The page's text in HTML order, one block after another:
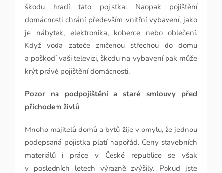
škodu hradí tato pojistka. Naopak pojištění
domácnosti chrání především vnitřní vybavení, jako
je nábytek, elektronika, koberce nebo oblečení.
Když voda zateče zničenou střechou do domu
a poškodí vaši televizi, škodu na vybavení pak může
krýt právě pojištění domácnosti.
Pozor na podpojištění a staré smlouvy před
příchodem živlů
Mnoho majitelů domů a bytů žije v omylu, že jednou
podepsaná pojistka platí napořád. Ceny stavebních
materiálů i práce v České republice se však
v posledních letech výrazně zvýšily. Pokud jste